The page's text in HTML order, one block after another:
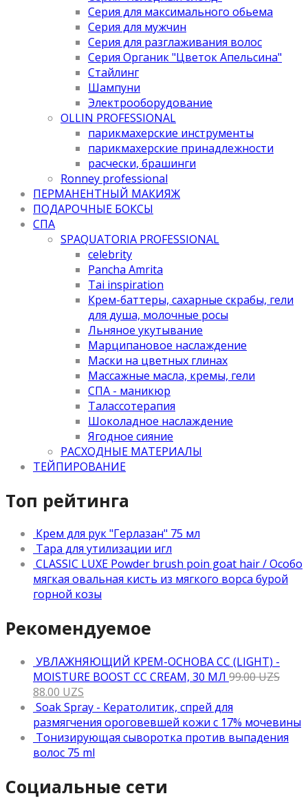
Серия для максимального обьема
Серия для мужчин
Серия для разглаживания волос
Серия Органик "Цветок Апельсина"
Стайлинг
Шампуни
Электрооборудование
OLLIN PROFESSIONAL
парикмахерские инструменты
парикмахерские принадлежности
расчески, брашинги
Ronney professional
ПЕРМАНЕНТНЫЙ МАКИЯЖ
ПОДАРОЧНЫЕ БОКСЫ
СПА
SPAQUATORIA PROFESSIONAL
celebrity
Pancha Amrita
Tai inspiration
Крем-баттеры, сахарные скрабы, гели
для душа, молочные росы
Льняное укутывание
Марципановое наслаждение
Маски на цветных глинах
Массажные масла, кремы, гели
СПА - маникюр
Талассотерапия
Шоколадное наслаждение
Ягодное сияние
РАСХОДНЫЕ МАТЕРИАЛЫ
ТЕЙПИРОВАНИЕ
Топ рейтинга
Крем для рук "Герлазан" 75 мл
Тара для утилизации игл
CLASSIC LUXE Powder brush poin goat hair / Особо
мягкая овальная кисть из мягкого ворса бурой
горной козы
Рекомендуемое
УВЛАЖНЯЮЩИЙ КРЕМ-ОСНОВА CC (LIGHT) -
MOISTURE BOOST CC CREAM, 30 МЛ 99.00UZS
88.00 UZS
Soak Spray - Кератолитик, спрей для
размягчения ороговевшей кожи с 17% мочевины
Тонизирующая сыворотка против выпадения
волос 75 ml
Социальные сети